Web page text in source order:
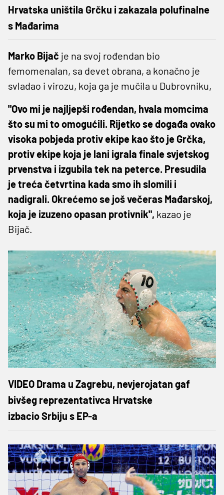
Hrvatska uništila Grčku i zakazala polufinalne
s Mađarima
Marko Bijač je na svoj rođendan bio
femomenalan, sa devet obrana, a konačno je
svladao i virozu, koja ga je mučila u Dubrovniku,
"Ovo mi je najljepši rođendan, hvala momcima
što su mi to omogućili. Rijetko se događa ovako
visoka pobjeda protiv ekipe kao što je Grčka,
protiv ekipe koja je lani igrala finale svjetskog
prvenstva i izgubila tek na peterce. Presudila
je treća četvrtina kada smo ih slomili i
nadigrali. Okrećemo se još večeras Mađarskoj,
koja je izuzeno opasan protivnik", kazao je
Bijač.
VIDEO Drama u Zagrebu, nevjerojatan gaf
bivšeg reprezentativca Hrvatske
izbacio Srbiju s EP-a